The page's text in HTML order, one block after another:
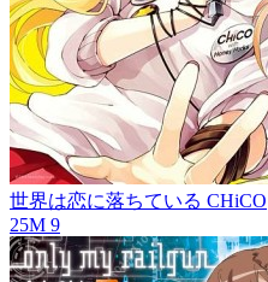
世界は恋に落ちている CHiCO
25M 9